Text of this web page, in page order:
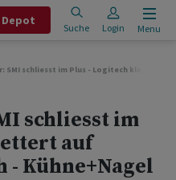
Depot
Suche Login Menu
SMI schliesst im Plus - Logitech klettert
schliesst im
auf
- Kühne+Nagel